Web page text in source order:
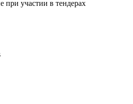
при участии в тендерах